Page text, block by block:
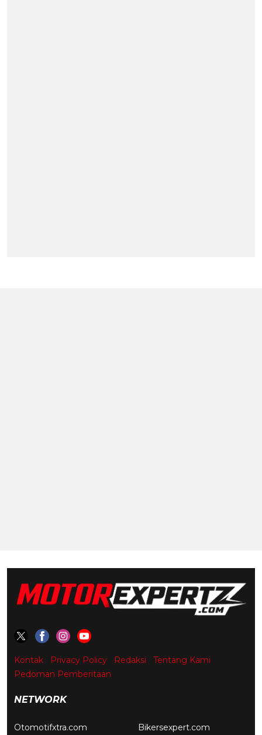
Kontak Privacy Policy Redaksi
Tentang Kami
Pedoman Pemberitaan
NETWORK
Otomotifxtra.com Bikersexpert.com